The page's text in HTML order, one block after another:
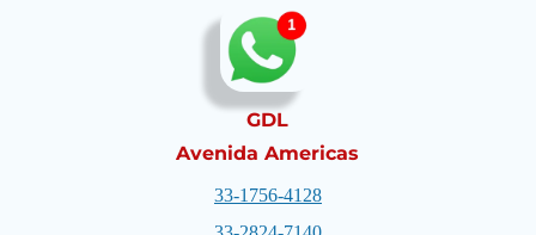
GDL
Avenida Americas
33-1756-4128